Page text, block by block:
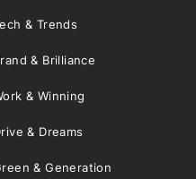
& Trends
& Brilliance
& Winning
& Dreams
& Generation